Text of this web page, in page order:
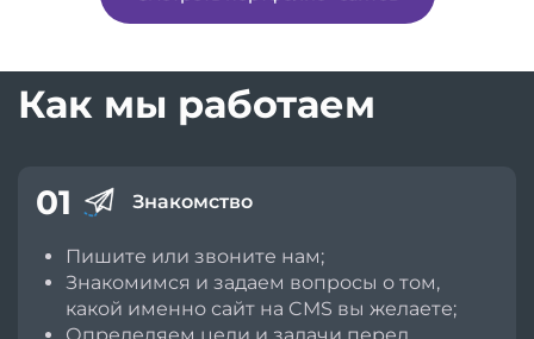
Как мы работаем
01 Знакомство
Пишите или звоните нам;
Знакомимся и задаем вопросы о том,
какой именно сайт на CMS вы желаете;